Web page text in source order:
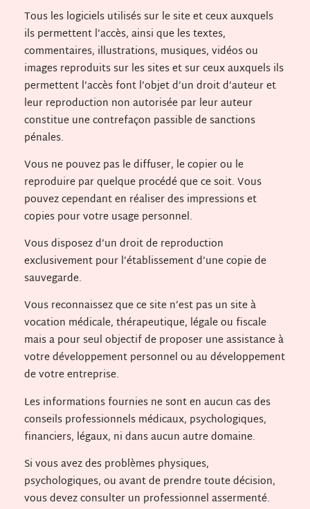
Tous les logiciels utilisés sur le site et ceux auxquels
ils permettent l’accès, ainsi que les textes,
commentaires, illustrations, musiques, vidéos ou
images reproduits sur les sites et sur ceux auxquels ils
permettent l’accès font l’objet d’un droit d’auteur et
leur reproduction non autorisée par leur auteur
constitue une contrefaçon passible de sanctions
pénales.
Vous ne pouvez pas le diffuser, le copier ou le
reproduire par quelque procédé que ce soit. Vous
pouvez cependant en réaliser des impressions et
copies pour votre usage personnel.
Vous disposez d’un droit de reproduction
exclusivement pour l’établissement d’une copie de
sauvegarde.
Vous reconnaissez que ce site n’est pas un site à
vocation médicale, thérapeutique, légale ou fiscale
mais a pour seul objectif de proposer une assistance à
votre développement personnel ou au développement
de votre entreprise.
Les informations fournies ne sont en aucun cas des
conseils professionnels médicaux, psychologiques,
financiers, légaux, ni dans aucun autre domaine.
Si vous avez des problèmes physiques,
psychologiques, ou avant de prendre toute décision,
vous devez consulter un professionnel assermenté.